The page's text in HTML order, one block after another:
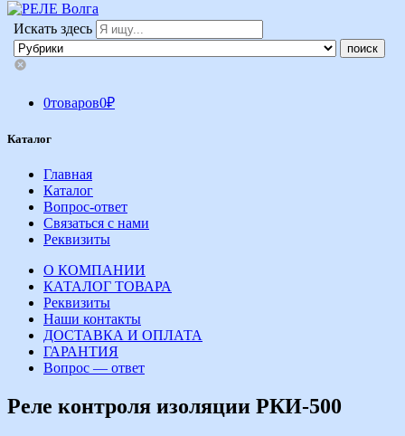
Искать здесь
0товаров0₽
Каталог
Главная
Каталог
Вопрос-ответ
Связаться с нами
Реквизиты
О КОМПАНИИ
КАТАЛОГ ТОВАРА
Реквизиты
Наши контакты
ДОСТАВКА И ОПЛАТА
ГАРАНТИЯ
Вопрос — ответ
Реле контроля изоляции РКИ-500